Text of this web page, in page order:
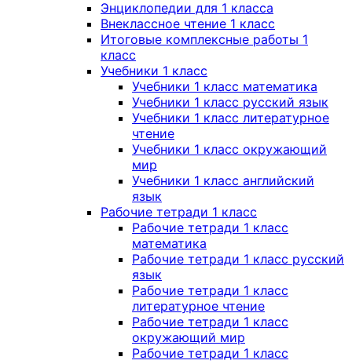
Энциклопедии для 1 класса
Внеклассное чтение 1 класс
Итоговые комплексные работы 1
класс
Учебники 1 класс
Учебники 1 класс математика
Учебники 1 класс русский язык
Учебники 1 класс литературное
чтение
Учебники 1 класс окружающий
мир
Учебники 1 класс английский
язык
Рабочие тетради 1 класс
Рабочие тетради 1 класс
математика
Рабочие тетради 1 класс русский
язык
Рабочие тетради 1 класс
литературное чтение
Рабочие тетради 1 класс
окружающий мир
Рабочие тетради 1 класс